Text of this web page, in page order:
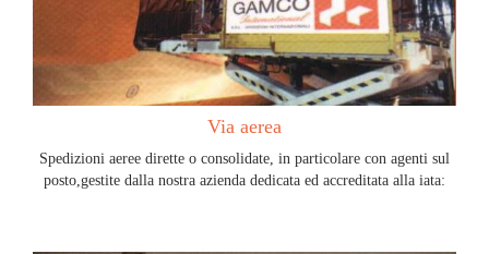
Via aerea
Spedizioni aeree dirette o consolidate, in particolare con agenti sul
posto,gestite dalla nostra azienda dedicata ed accreditata alla iata: